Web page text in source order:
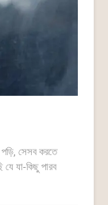
সেসব করতে
যা-কিছু পারব